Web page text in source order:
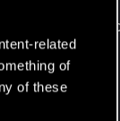
related
of
of these